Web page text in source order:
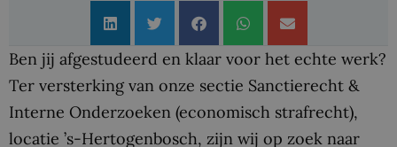
Ben jij afgestudeerd en klaar voor het echte werk?
Ter versterking van onze sectie Sanctierecht &
Interne Onderzoeken (economisch strafrecht),
locatie ’s-Hertogenbosch, zijn wij op zoek naar